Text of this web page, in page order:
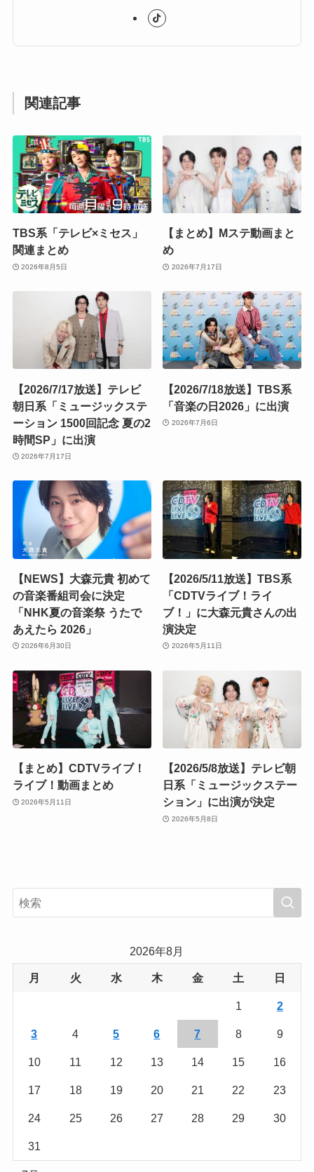
関連記事
TBS系「テレビ×ミセス」
関連まとめ
2026年8月5日
【まとめ】Mステ動画まと
め
2026年7月17日
【2026/7/17放送】テレビ
朝日系「ミュージックステ
ーション 1500回記念 夏の2
時間SP」に出演
2026年7月17日
【2026/7/18放送】TBS系
「音楽の日2026」に出演
2026年7月6日
【NEWS】大森元貴 初めて
の音楽番組司会に決定
「NHK夏の音楽祭 うたで
あえたら 2026」
2026年6月30日
【2026/5/11放送】TBS系
「CDTVライブ！ライ
ブ！」に大森元貴さんの出
演決定
2026年5月11日
【まとめ】CDTVライブ！
ライブ！動画まとめ
2026年5月11日
【2026/5/8放送】テレビ朝
日系「ミュージックステー
ション」に出演が決定
2026年5月8日
2026年8月
月 火 水 木 金 土 日
1 2
3 4 5 6 7 8 9
10 11 12 13 14 15 16
17 18 19 20 21 22 23
24 25 26 27 28 29 30
31